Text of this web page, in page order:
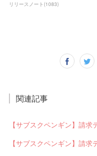
リリースノート (1083)
関連記事